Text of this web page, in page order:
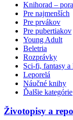
Knihorad –
Pre najmenších
Pre prvákov
Pre pubertiakov
Young Adult
Beletria
Rozprávky
Sci-fi, fantasy
Leporelá
Náučné knihy
Ďalšie kategórie
Životopisy a